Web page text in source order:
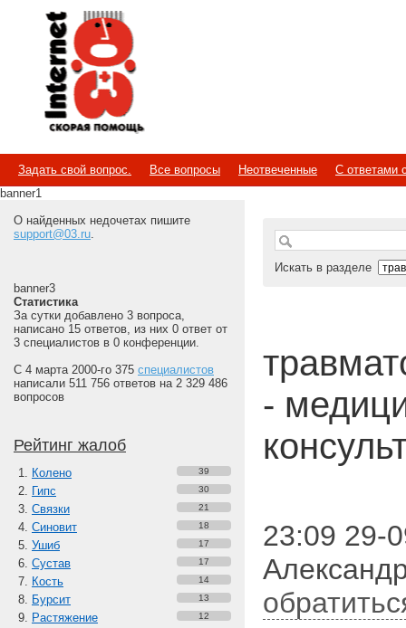
Internet
Скорая помощь
Задать свой вопрос. Все вопросы Неотвеченные
С ответами
banner1
О найденных недочетах пишите
support@03.ru.
banner3
Статистика
За сутки добавлено 3 вопроса,
написано 15 ответов, из них 0 ответ от
3 специалистов в 0 конференции.
С 4 марта 2000-го 375 специалистов
написали 511 756 ответов на 2 329 486
вопросов
Рейтинг жалоб
Колено 39
Гипс 30
Связки 21
Синовит 18
Ушиб 17
Сустав 17
Кость 14
Бурсит 13
Растяжение 12
Искать в разделе
-
23:09 29-